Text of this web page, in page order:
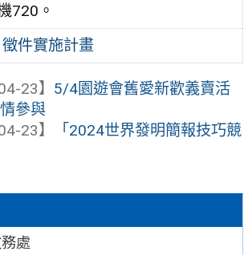
處
720。
徵件實施計畫
23】 5/4園遊會舊愛新歡義賣活
參與
23】
「2024世界發明簡報技巧競